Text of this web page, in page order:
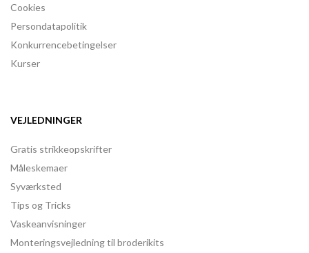
Cookies
Persondatapolitik
Konkurrencebetingelser
Kurser
VEJLEDNINGER
Gratis strikkeopskrifter
Måleskemaer
Syværksted
Tips og Tricks
Vaskeanvisninger
Monteringsvejledning til broderikits